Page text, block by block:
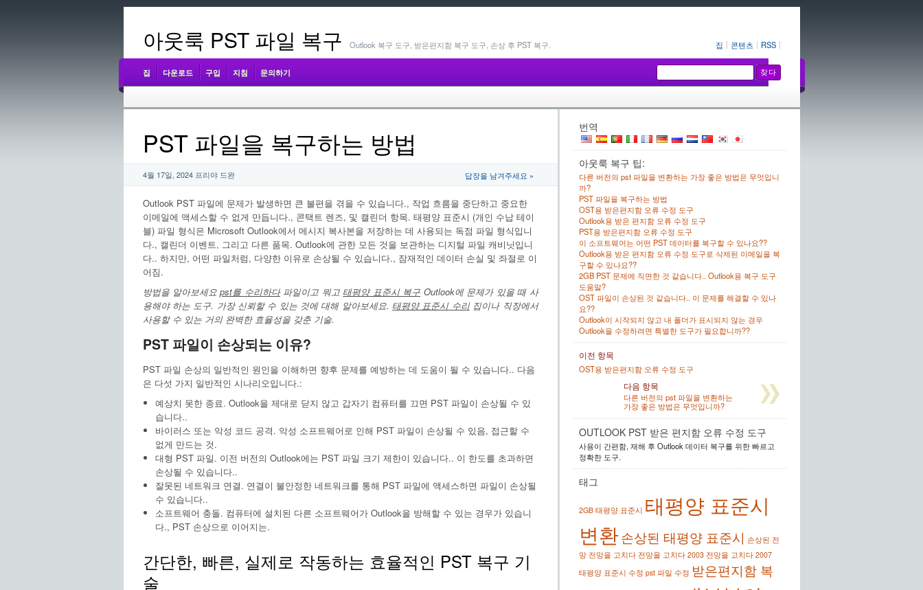
집 콘텐츠 RSS
아웃룩 PST 파일 복구 Outlook 복구 도구, 받은편지함 복구 도구, 손상 후 PST 복구.
집 다운로드 구입 지침 문의하기
PST 파일을 복구하는 방법
4월 17일, 2024 프리야 드완 답장을 남겨주세요 »
Outlook PST 파일에 문제가 발생하면 큰 불편을 겪을 수 있습니다., 작업 흐름을 중단하고 중요한
이메일에 액세스할 수 없게 만듭니다., 콘택트 렌즈, 및 캘린더 항목. 태평양 표준시 (개인 수납 테이
블) 파일 형식은 Microsoft Outlook에서 메시지 복사본을 저장하는 데 사용되는 독점 파일 형식입니
다., 캘린더 이벤트, 그리고 다른 품목. Outlook에 관한 모든 것을 보관하는 디지털 파일 캐비닛입니
다.. 하지만, 어떤 파일처럼, 다양한 이유로 손상될 수 있습니다., 잠재적인 데이터 손실 및 좌절로 이
어짐.
방법을 알아보세요pst를 수리하다파일이고 뭐고 태평양 표준시 복구 Outlook에 문제가 있을 때 사
용해야 하는 도구. 가장 신뢰할 수 있는 것에 대해 알아보세요. 태평양 표준시 수리집이나 직장에서
사용할 수 있는 거의 완벽한 효율성을 갖춘 기술.
PST 파일이 손상되는 이유?
PST 파일 손상의 일반적인 원인을 이해하면 향후 문제를 예방하는 데 도움이 될 수 있습니다.. 다음
은 다섯 가지 일반적인 시나리오입니다.:
예상치 못한 종료. Outlook을 제대로 닫지 않고 갑자기 컴퓨터를 끄면 PST 파일이 손상될 수 있
습니다..
바이러스 또는 악성 코드 공격. 악성 소프트웨어로 인해 PST 파일이 손상될 수 있음, 접근할 수
없게 만드는 것.
대형 PST 파일. 이전 버전의 Outlook에는 PST 파일 크기 제한이 있습니다.. 이 한도를 초과하면
손상될 수 있습니다..
잘못된 네트워크 연결. 연결이 불안정한 네트워크를 통해 PST 파일에 액세스하면 파일이 손상될
수 있습니다..
소프트웨어 충돌. 컴퓨터에 설치된 다른 소프트웨어가 Outlook을 방해할 수 있는 경우가 있습니
다., PST 손상으로 이어지는.
간단한, 빠른, 실제로 작동하는 효율적인 PST 복구 기
술
번역
아웃룩 복구 팁:
다른 버전의 pst 파일을 변환하는 가장 좋은 방법은 무엇입니
까?
PST 파일을 복구하는 방법
OST용 받은편지함 오류 수정 도구
Outlook용 받은 편지함 오류 수정 도구
PST용 받은편지함 오류 수정 도구
이 소프트웨어는 어떤 PST 데이터를 복구할 수 있나요??
Outlook용 받은 편지함 오류 수정 도구로 삭제된 이메일을 복
구할 수 있나요??
2GB PST 문제에 직면한 것 같습니다.. Outlook용 복구 도구
도움말?
OST 파일이 손상된 것 같습니다.. 이 문제를 해결할 수 있나
요??
Outlook이 시작되지 않고 내 폴더가 표시되지 않는 경우
Outlook을 수정하려면 특별한 도구가 필요합니까??
이전 항목
OST용 받은편지함 오류 수정 도구
다음 항목
다른 버전의 pst 파일을 변환하는
가장 좋은 방법은 무엇입니까?
OUTLOOK PST 받은 편지함 오류 수정 도구
사용이 간편함, 재해 후 Outlook 데이터 복구를 위한 빠르고
정확한 도구.
태그
2GB 태평양 표준시 태평양 표준시
변환손상된 태평양 표준시 손상된 전
망 전망을 고치다 전망을 고치다 2003 전망을 고치다 2007
태평양 표준시 수정 pst 파일 수정 받은편지함 복